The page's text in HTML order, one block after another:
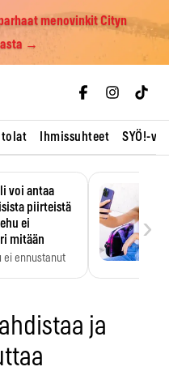
menovinkit Cityn
→
Ihmissuhteet SYÖ!-
voi antaa
piirteistä
ei
mitään
ei ennustanut
›
ja